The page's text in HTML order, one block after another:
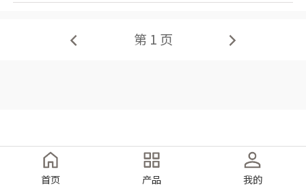
第 1 页
首页 产品 我的